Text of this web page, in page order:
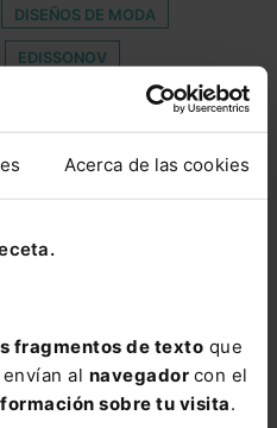
Acerca de las cookies
fragmentos de texto que
al navegador con el
sobre tu visita.
DISEÑOS DE MODA
EDISSONOV
SERVICIO AL CLIENTE
TRES CANTOS